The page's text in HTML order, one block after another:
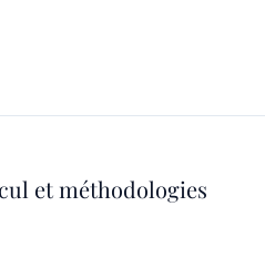
et méthodologies